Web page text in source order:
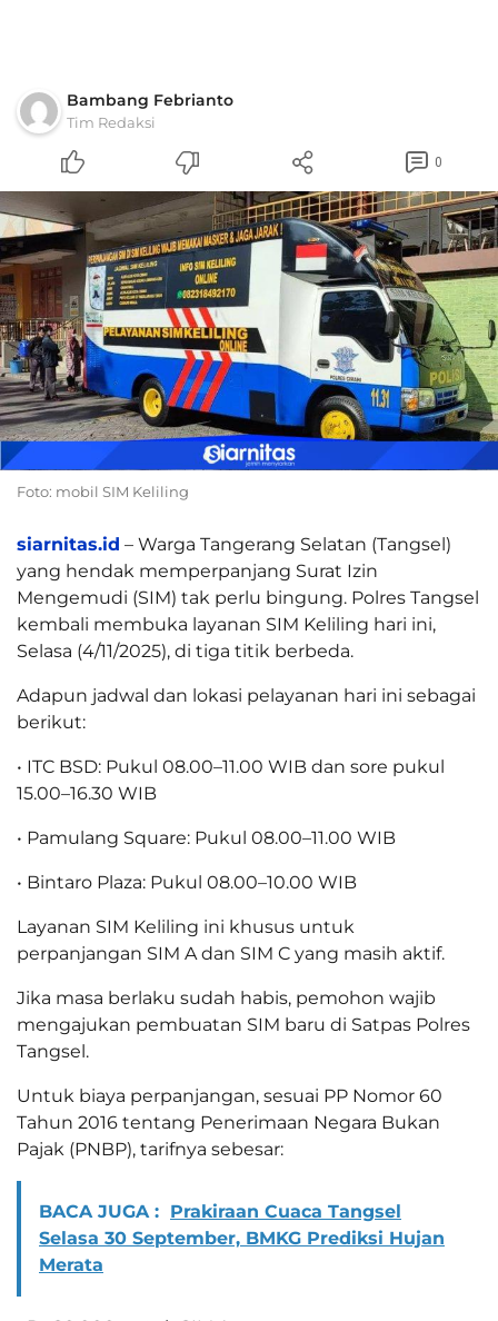
Bambang Febrianto
Tim Redaksi
0
Foto: mobil SIM Keliling
siarnitas.id – Warga Tangerang Selatan (Tangsel)
yang hendak memperpanjang Surat Izin
Mengemudi (SIM) tak perlu bingung. Polres Tangsel
kembali membuka layanan SIM Keliling hari ini,
Selasa (4/11/2025), di tiga titik berbeda.
Adapun jadwal dan lokasi pelayanan hari ini sebagai
berikut:
• ITC BSD: Pukul 08.00–11.00 WIB dan sore pukul
15.00–16.30 WIB
• Pamulang Square: Pukul 08.00–11.00 WIB
• Bintaro Plaza: Pukul 08.00–10.00 WIB
Layanan SIM Keliling ini khusus untuk
perpanjangan SIM A dan SIM C yang masih aktif.
Jika masa berlaku sudah habis, pemohon wajib
mengajukan pembuatan SIM baru di Satpas Polres
Tangsel.
Untuk biaya perpanjangan, sesuai PP Nomor 60
Tahun 2016 tentang Penerimaan Negara Bukan
Pajak (PNBP), tarifnya sebesar:
BACA JUGA : Prakiraan Cuaca Tangsel
Selasa 30 September, BMKG Prediksi Hujan
Merata